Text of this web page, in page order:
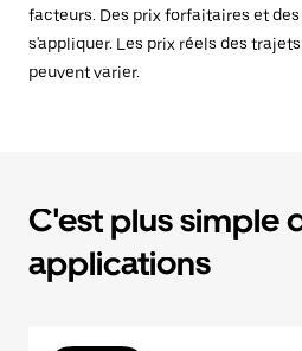
facteurs. Des prix forfaitaires et
s'appliquer. Les prix réels des
peuvent varier.
C'est plus simple
applications